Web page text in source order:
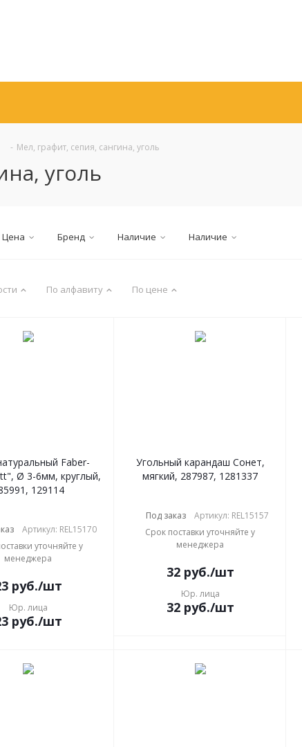
- Мел, графит, сепия, сангина, уголь
уголь
Цена Бренд Наличие Наличие
По алфавиту По цене
Faber-
Ø 3-6мм, круглый,
129114
Артикул: REL15170
уточняйте у
менеджера
руб./шт
Юр. лица
руб./шт
Угольный карандаш Сонет,
мягкий, 287987, 1281337
Под заказ
Артикул: REL15157
Срок поставки уточняйте у
менеджера
32руб./шт
Юр. лица
32руб./шт